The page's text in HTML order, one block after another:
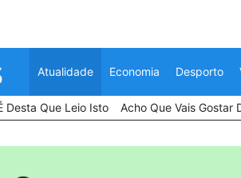
Atualidade Economia Desporto
Desta Que Leio Isto Acho Que Vais Gostar